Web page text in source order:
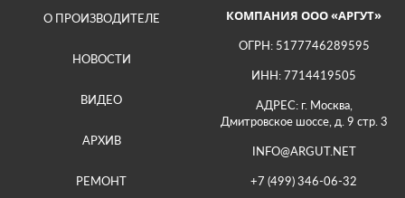
О ПРОИЗВОДИТЕЛЕ
НОВОСТИ
ВИДЕО
АРХИВ
РЕМОНТ
КОМПАНИЯ ООО «АРГУТ»
ОГРН: 5177746289595
ИНН: 7714419505
АДРЕС: г. Москва,
Дмитровское шоссе, д. 9 стр. 3
INFO@ARGUT.NET
+7 (499) 346-06-32